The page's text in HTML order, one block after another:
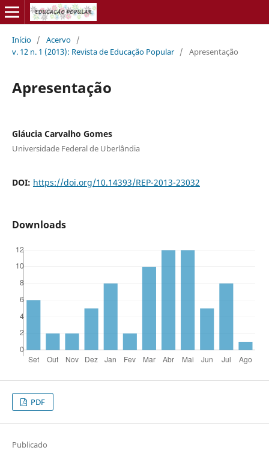
Início / Acervo /
v. 12 n. 1 (2013): Revista de Educação Popular / Apresentação
Apresentação
Gláucia Carvalho Gomes
Universidade Federal de Uberlândia
DOI: https://doi.org/10.14393/REP-2013-23032
Downloads
PDF
Publicado